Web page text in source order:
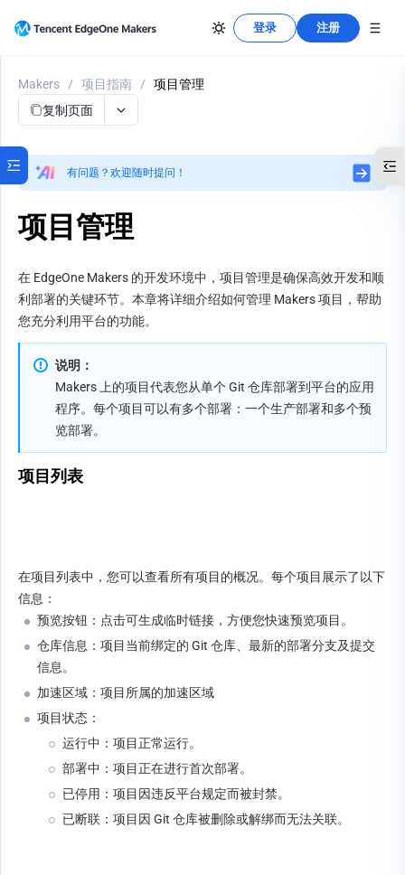
登录 注册
Makers / 项目指南 /
项目管理
复制页面
有问题？欢迎随时提问！
项目管理
在 EdgeOne Makers 的开发环境中，项目管理是确保高效开发和顺
利部署的关键环节。本章将详细介绍如何管理 Makers 项目，帮助
您充分利用平台的功能。
说明：
Makers 上的项目代表您从单个 Git 仓库部署到平台的应用
程序。每个项目可以有多个部署：一个生产部署和多个预
览部署。
项目列表
在项目列表中，您可以查看所有项目的概况。每个项目展示了以下
信息：
预览按钮：点击可生成临时链接，方便您快速预览项目。
仓库信息：项目当前绑定的 Git 仓库、最新的部署分支及提交
信息。
加速区域：项目所属的加速区域
项目状态：
运行中：项目正常运行。
部署中：项目正在进行首次部署。
已停用：项目因违反平台规定而被封禁。
已断联：项目因 Git 仓库被删除或解绑而无法关联。